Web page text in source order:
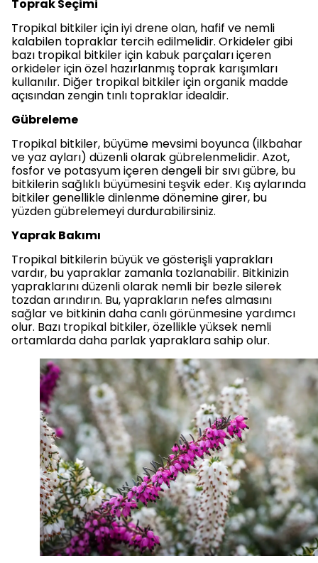
Toprak Seçimi
Tropikal bitkiler için iyi drene olan, hafif ve nemli
kalabilen topraklar tercih edilmelidir. Orkideler gibi
bazı tropikal bitkiler için kabuk parçaları içeren
orkideler için özel hazırlanmış toprak karışımları
kullanılır. Diğer tropikal bitkiler için organik madde
açısından zengin tınlı topraklar idealdir.
Gübreleme
Tropikal bitkiler, büyüme mevsimi boyunca (ilkbahar
ve yaz ayları) düzenli olarak gübrelenmelidir. Azot,
fosfor ve potasyum içeren dengeli bir sıvı gübre, bu
bitkilerin sağlıklı büyümesini teşvik eder. Kış aylarında
bitkiler genellikle dinlenme dönemine girer, bu
yüzden gübrelemeyi durdurabilirsiniz.
Yaprak Bakımı
Tropikal bitkilerin büyük ve gösterişli yaprakları
vardır, bu yapraklar zamanla tozlanabilir. Bitkinizin
yapraklarını düzenli olarak nemli bir bezle silerek
tozdan arındırın. Bu, yaprakların nefes almasını
sağlar ve bitkinin daha canlı görünmesine yardımcı
olur. Bazı tropikal bitkiler, özellikle yüksek nemli
ortamlarda daha parlak yapraklara sahip olur.